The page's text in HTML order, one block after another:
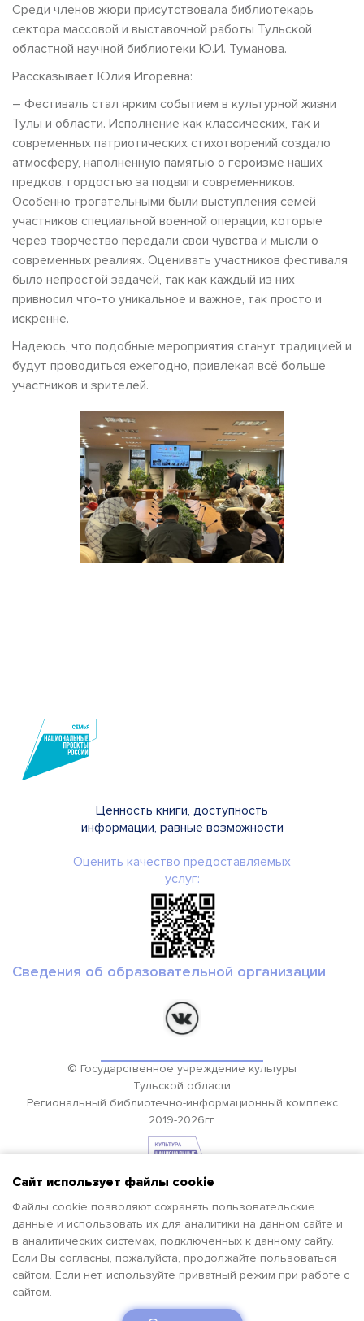
Среди членов жюри присутствовала библиотекарь
сектора массовой и выставочной работы Тульской
областной научной библиотеки Ю.И. Туманова.
Рассказывает Юлия Игоревна:
– Фестиваль стал ярким событием в культурной жизни
Тулы и области. Исполнение как классических, так и
современных патриотических стихотворений создало
атмосферу, наполненную памятью о героизме наших
предков, гордостью за подвиги современников.
Особенно трогательными были выступления семей
участников специальной военной операции, которые
через творчество передали свои чувства и мысли о
современных реалиях. Оценивать участников фестиваля
было непростой задачей, так как каждый из них
привносил что-то уникальное и важное, так просто и
искренне.
Надеюсь, что подобные мероприятия станут традицией и
будут проводиться ежегодно, привлекая всё больше
участников и зрителей.
Сайт использует файлы cookie
Файлы cookie позволяют сохранять пользовательские
данные и использовать их для аналитики на данном сайте и
в аналитических системах, подключенных к данному сайту.
Если Вы согласны, пожалуйста, продолжайте пользоваться
сайтом. Если нет, используйте приватный режим при работе с
сайтом.
Ценность книги, доступность
информации, равные возможности
Оценить качество предоставляемых
услуг:
Сведения об образовательной организации
© Государственное учреждение культуры
Тульской области
Региональный библиотечно-информационный комплекс
2019-2026гг.